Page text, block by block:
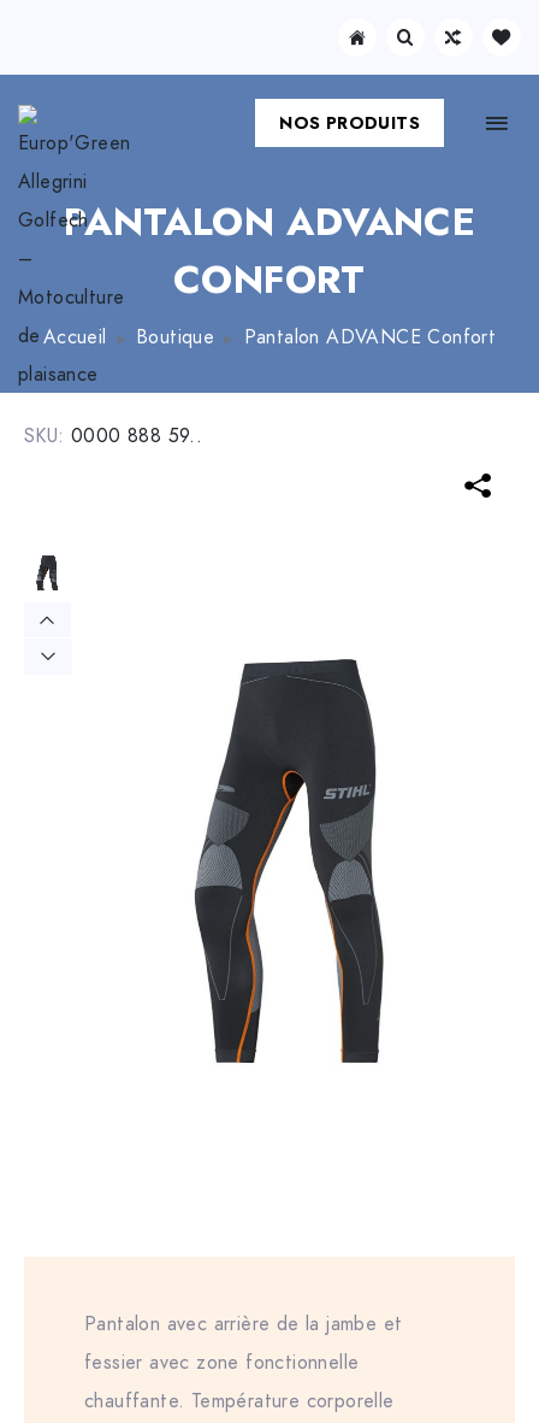
NOS PRODUITS
PANTALON ADVANCE
CONFORT
Accueil Boutique Pantalon ADVANCE Confort
SKU: 0000 888 59..
Pantalon avec arrière de la jambe et
fessier avec zone fonctionnelle
chauffante. Température corporelle